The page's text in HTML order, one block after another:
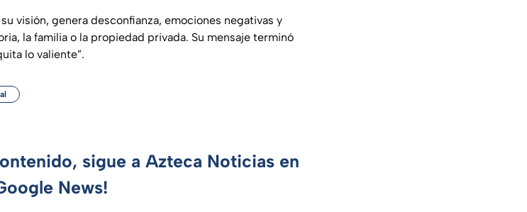
su visión, genera desconfianza, emociones negativas y
la familia o la propiedad privada. Su mensaje terminó
lo valiente”.
sigue a Azteca Noticias en
News!